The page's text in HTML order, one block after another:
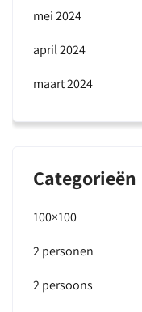
mei 2024
april 2024
maart 2024
Categorieën
100×100
2 personen
2 persoons